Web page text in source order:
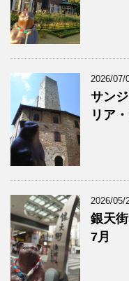
2026/07/
サン
リア
2026/05/
銀天
7月